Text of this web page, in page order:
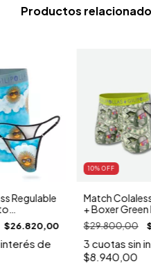
Productos
Regulable
$26.820,00
de
10% OFF
Match
+ Boxer Green
$29.800,00
3 cuotas sin
$8.940,00